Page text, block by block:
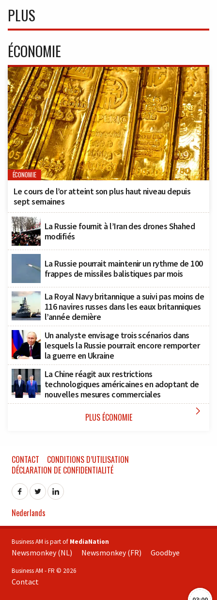
PLUS
ÉCONOMIE
ÉCONOMIE
Le cours de l’or atteint son plus haut niveau depuis
sept semaines
La Russie fournit à l’Iran des drones Shahed
modifiés
La Russie pourrait maintenir un rythme de 100
frappes de missiles balistiques par mois
La Royal Navy britannique a suivi pas moins de
116 navires russes dans les eaux britanniques
l’année dernière
Un analyste envisage trois scénarios dans
lesquels la Russie pourrait encore remporter
la guerre en Ukraine
La Chine réagit aux restrictions
technologiques américaines en adoptant de
nouvelles mesures commerciales
PLUS ÉCONOMIE 
CONTACT
CONDITIONS D’UTILISATION
DÉCLARATION DE CONFIDENTIALITÉ
Nederlands
Business AM is part of MediaNation
Newsmonkey (NL) Newsmonkey (FR) Goodbye
Business AM - FR © 2026
Contact